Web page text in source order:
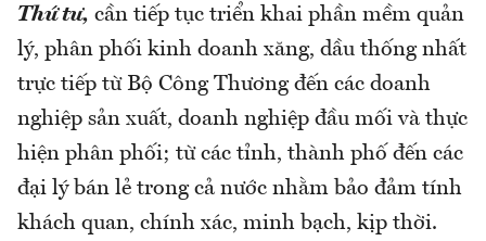
Thứ tư, cần tiếp tục triển khai phần mềm quản
lý, phân phối kinh doanh xăng, dầu thống nhất
trực tiếp từ Bộ Công Thương đến các doanh
nghiệp sản xuất, doanh nghiệp đầu mối và thực
hiện phân phối; từ các tỉnh, thành phố đến các
đại lý bán lẻ trong cả nước nhằm bảo đảm tính
khách quan, chính xác, minh bạch, kịp thời.